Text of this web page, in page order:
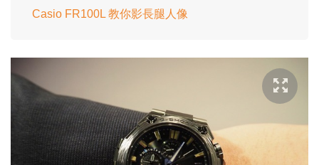
Casio FR100L 教你影長腿人像